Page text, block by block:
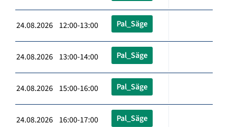
24.08.2026 12:00-13:00 Pal_Säge
24.08.2026 13:00-14:00 Pal_Säge
24.08.2026 15:00-16:00 Pal_Säge
24.08.2026 16:00-17:00 Pal_Säge